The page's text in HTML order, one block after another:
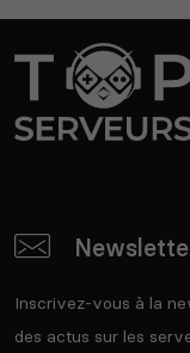
Inscrivez-vous à la
des actus sur les